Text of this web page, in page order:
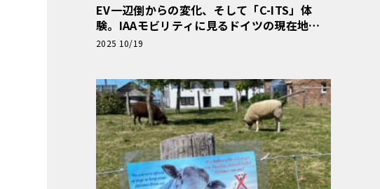
EV一辺倒からの変化、そして「C-ITS」体
験。IAAモビリティに見るドイツの現在地
【池ノ内ミドリのジャーマン日記】
2025 10/19